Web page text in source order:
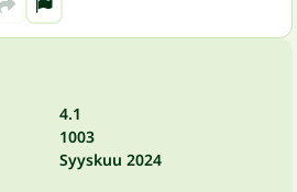
4.1
1003
Syyskuu 2024